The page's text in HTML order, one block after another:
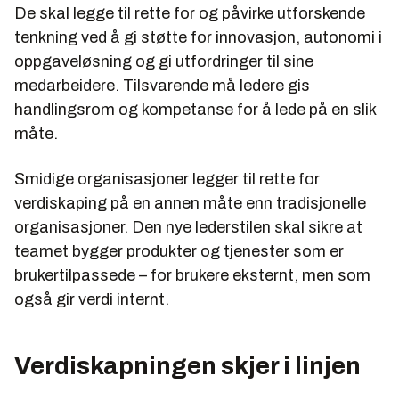
De skal legge til rette for og påvirke utforskende
tenkning ved å gi støtte for innovasjon, autonomi i
oppgaveløsning og gi utfordringer til sine
medarbeidere. Tilsvarende må ledere gis
handlingsrom og kompetanse for å lede på en slik
måte.
Smidige organisasjoner legger til rette for
verdiskaping på en annen måte enn tradisjonelle
organisasjoner. Den nye lederstilen skal sikre at
teamet bygger produkter og tjenester som er
brukertilpassede – for brukere eksternt, men som
også gir verdi internt.
Verdiskapningen skjer i linjen